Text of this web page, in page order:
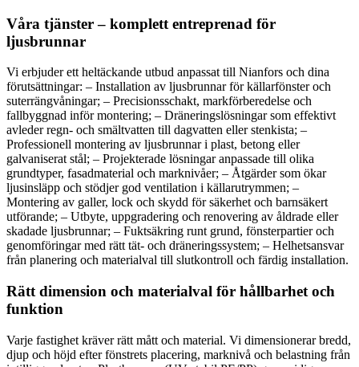
Våra tjänster – komplett entreprenad för
ljusbrunnar
Vi erbjuder ett heltäckande utbud anpassat till Nianfors och dina
förutsättningar: – Installation av ljusbrunnar för källarfönster och
suterrängvåningar; – Precisionsschakt, markförberedelse och
fallbyggnad inför montering; – Dräneringslösningar som effektivt
avleder regn- och smältvatten till dagvatten eller stenkista; –
Professionell montering av ljusbrunnar i plast, betong eller
galvaniserat stål; – Projekterade lösningar anpassade till olika
grundtyper, fasadmaterial och marknivåer; – Åtgärder som ökar
ljusinsläpp och stödjer god ventilation i källarutrymmen; –
Montering av galler, lock och skydd för säkerhet och barnsäkert
utförande; – Utbyte, uppgradering och renovering av åldrade eller
skadade ljusbrunnar; – Fuktsäkring runt grund, fönsterpartier och
genomföringar med rätt tät- och dräneringssystem; – Helhetsansvar
från planering och materialval till slutkontroll och färdig installation.
Rätt dimension och materialval för hållbarhet och
funktion
Varje fastighet kräver rätt mått och material. Vi dimensionerar bredd,
djup och höjd efter fönstrets placering, marknivå och belastning från